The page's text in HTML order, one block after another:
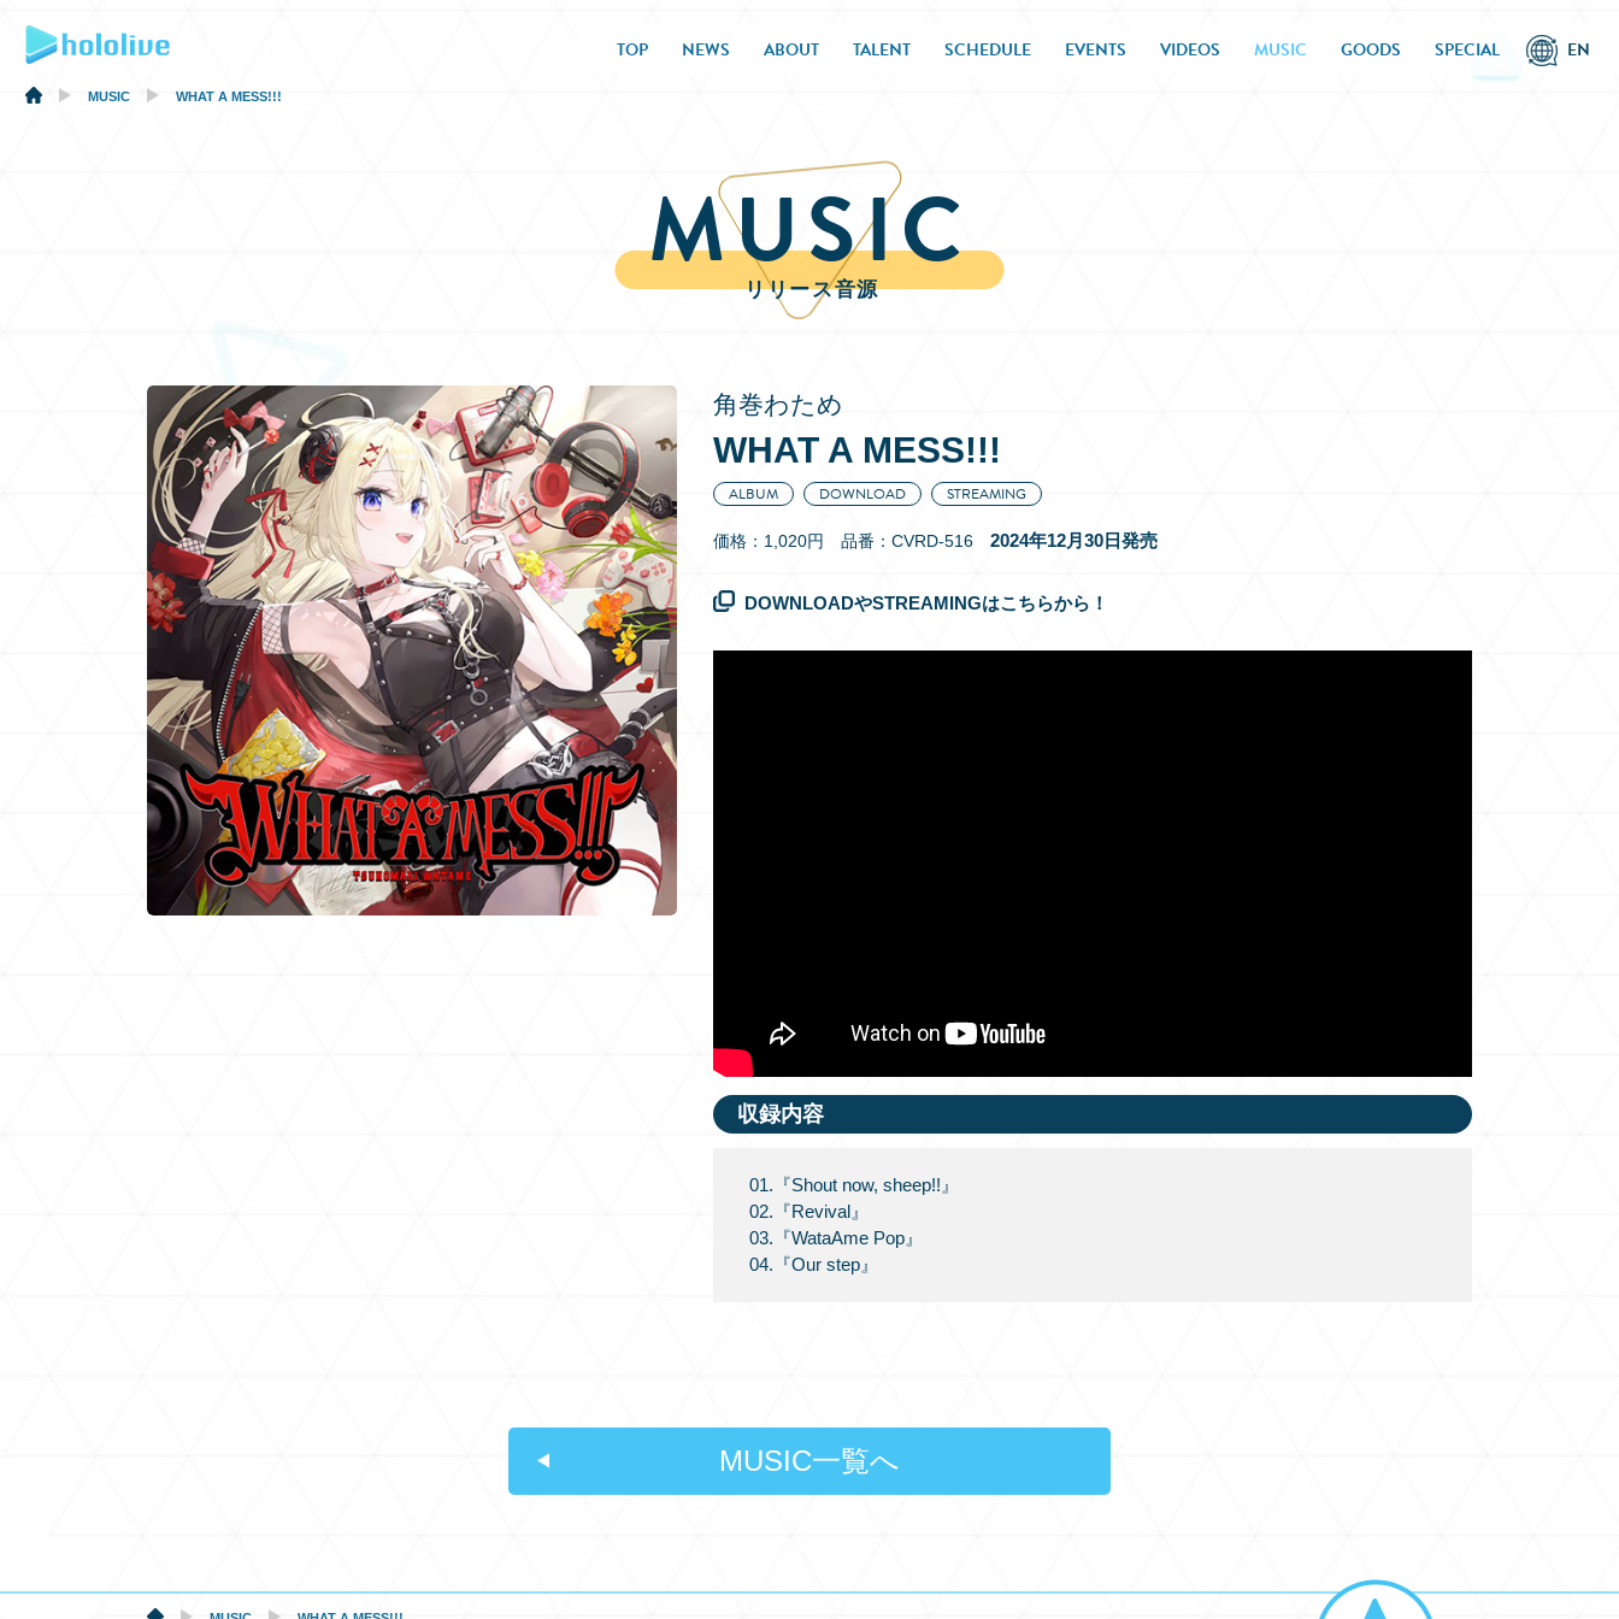
TOP NEWS ABOUT TALENT SCHEDULE EVENTS VIDEOS MUSIC GOODS SPECIAL EN
MUSIC WHAT A MESS!!!
MUSIC
リリース音源
角巻わため
WHAT A MESS!!!
ALBUM DOWNLOAD STREAMING
価格：1,020円 品番：CVRD-516 2024年12月30日発売
DOWNLOADやSTREAMINGはこちらから！
収録内容
01.『Shout now, sheep!!』
02.『Revival』
03.『WataAme Pop』
04.『Our step』
MUSIC一覧へ